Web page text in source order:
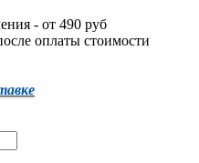
- от 490 руб
оплаты стоимости